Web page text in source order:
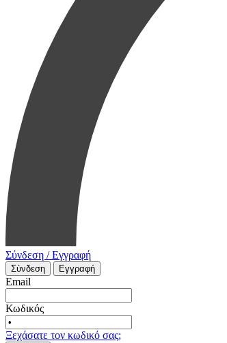
Σύνδεση / Εγγραφή
Σύνδεση Εγγραφή
Email
Κωδικός
Ξεχάσατε τον κωδικό σας;